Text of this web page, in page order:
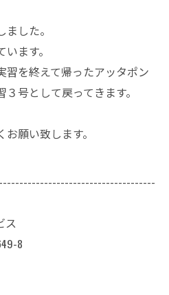
した。
ます。
習を終えて帰ったアッタポン
号として戻ってきます。
願い致します。
ス
8